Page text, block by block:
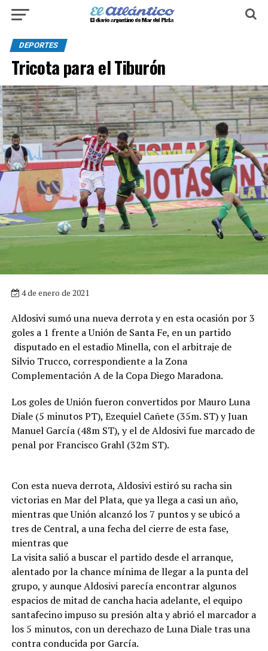
DEPORTES
Tricota para el Tiburón
4 de enero de 2021
Aldosivi sumó una nueva derrota y en esta ocasión por 3
goles a 1 frente a Unión de Santa Fe, en un partido
disputado en el estadio Minella, con el arbitraje de
Silvio Trucco, correspondiente a la Zona
Complementación A de la Copa Diego Maradona.
Los goles de Unión fueron convertidos por Mauro Luna
Diale (5 minutos PT), Ezequiel Cañete (35m. ST) y Juan
Manuel García (48m ST), y el de Aldosivi fue marcado de
penal por Francisco Grahl (32m ST).
Con esta nueva derrota, Aldosivi estiró su racha sin
victorias en Mar del Plata, que ya llega a casi un año,
mientras que Unión alcanzó los 7 puntos y se ubicó a
tres de Central, a una fecha del cierre de esta fase,
mientras que
La visita salió a buscar el partido desde el arranque,
alentado por la chance mínima de llegar a la punta del
grupo, y aunque Aldosivi parecía encontrar algunos
espacios de mitad de cancha hacia adelante, el equipo
santafecino impuso su presión alta y abrió el marcador a
los 5 minutos, con un derechazo de Luna Diale tras una
contra conducida por García.